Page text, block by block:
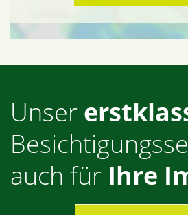
Unser
auch für Ihre